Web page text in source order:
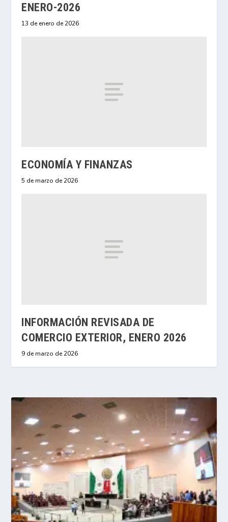
ENERO-2026
13 de enero de 2026
ECONOMÍA Y FINANZAS
5 de marzo de 2026
INFORMACIÓN REVISADA DE
COMERCIO EXTERIOR, ENERO 2026
9 de marzo de 2026